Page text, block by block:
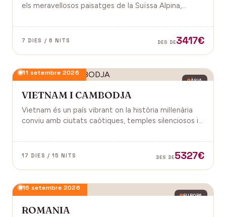
els meravellosos paisatges de la Suïssa Alpina,
gastronomia i molt més!
7 DIES / 6 NITS DES DE3417€
ÀSIA
11 setembre 2026
VIETNAM I CAMBODJA
Vietnam és un país vibrant on la història mil·lenària
conviu amb ciutats caòtiques, temples silenciosos i
badies. Cambodja és un murmuri de selva i pedra
antiga, on els temples d'Angkor emergeixen entre
17 DIES / 15 NITS DES DE5327€
EUROPA
16 setembre 2026
ROMANIA